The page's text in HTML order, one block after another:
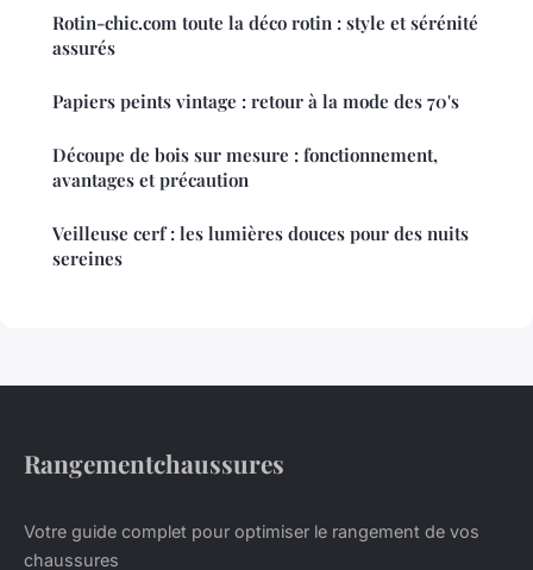
Rotin-chic.com toute la déco rotin : style et sérénité
assurés
Papiers peints vintage : retour à la mode des 70's
Découpe de bois sur mesure : fonctionnement,
avantages et précaution
Veilleuse cerf : les lumières douces pour des nuits
sereines
Rangementchaussures
Votre guide complet pour optimiser le rangement de vos
chaussures